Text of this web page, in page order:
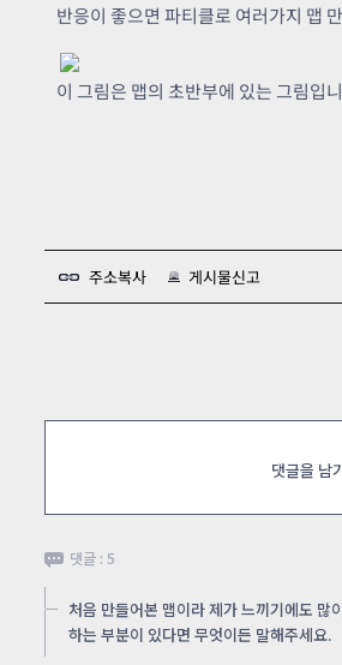
클래스 월페이퍼
반응이 좋으면 파티클로 여러가지 맵
이 그림은 맵의 초반부에 있는 그림입
주소복사 게시물신고
댓글을 남
댓글 : 5
처음 만들어본 맵이라 제가 느끼기에도 많
하는 부분이 있다면 무엇이든 말해주세요.